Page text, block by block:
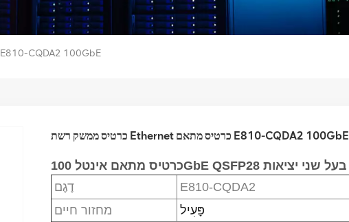
כרטיס ממשק רשת Ethernet כרטיס מתאם E810-CQDA2 100GbE
כרטיס ממשק רשת Ethernet כרטיס מתאם E810-CQDA2 100GbE
כרטיס מתאם אינטל 100GbE
דֶגֶם
E810-CQDA2
מחזור חיים
פָּעִיל